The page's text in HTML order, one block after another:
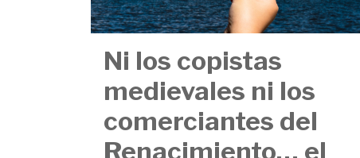
Ni los copistas
medievales ni los
comerciantes del
Renacimiento… el